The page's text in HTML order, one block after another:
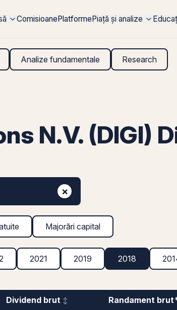
ComisioanePlatformePiață și analize
Analize fundamentale Research
N.V. (DIGI)
×
Majorări capital
2021 2019 2018
Dividend brut Randament